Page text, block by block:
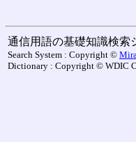
通信用語の基礎知識検索
Search System : Copyright ©
Dictionary : Copyright © WDIC